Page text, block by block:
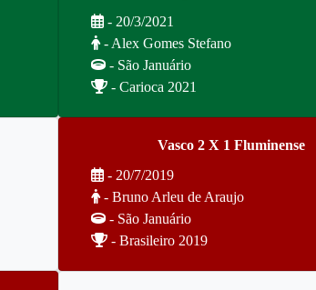
- 20/3/2021
- Alex Gomes Stefano
- São Januário
- Carioca 2021
Vasco 2 X 1 Fluminense
- 20/7/2019
- Bruno Arleu de Araujo
- São Januário
- Brasileiro 2019